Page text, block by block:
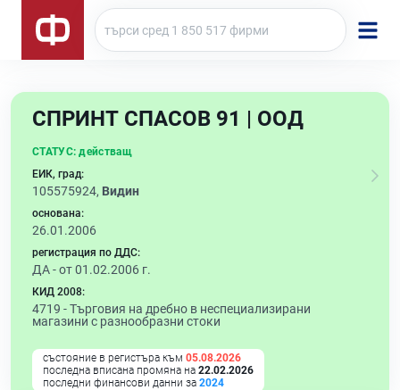
СПРИНТ СПАСОВ 91 | ООД
СТАТУС: действащ
ЕИК, град:
105575924, Видин
основана:
26.01.2006
регистрация по ДДС:
ДА - от 01.02.2006 г.
КИД 2008:
4719 -Търговия на дребно в неспециализирани
магазини с разнообразни стоки
състояние в регистъра към 05.08.2026
последна вписана промяна на 22.02.2026
последни финансови данни за 2024